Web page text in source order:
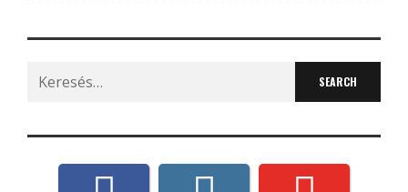
Search
for: